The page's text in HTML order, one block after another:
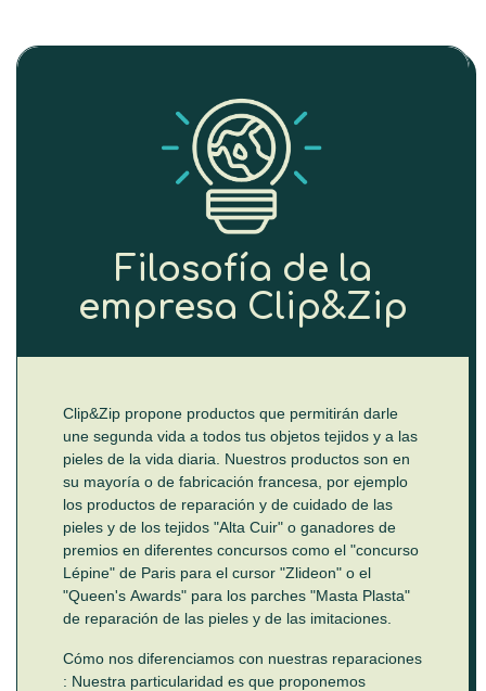
Filosofía de la
empresa Clip&Zip
Clip&Zip propone productos que permitirán darle
une segunda vida a todos tus objetos tejidos y a las
pieles de la vida diaria. Nuestros productos son en
su mayoría o de fabricación francesa, por ejemplo
los productos de reparación y de cuidado de las
pieles y de los tejidos "Alta Cuir" o ganadores de
premios en diferentes concursos como el "concurso
Lépine" de Paris para el cursor "Zlideon" o el
"Queen's Awards" para los parches "Masta Plasta"
de reparación de las pieles y de las imitaciones.
Cómo nos diferenciamos con nuestras reparaciones
: Nuestra particularidad es que proponemos